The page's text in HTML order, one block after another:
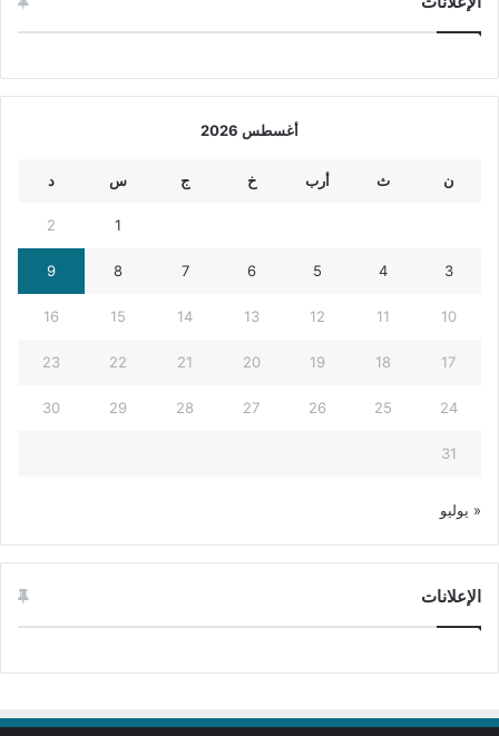
أغسطس 2026
ن ث أرب خ ج س د
1
2
3
4
5
6
7
8
9
10
11
12
13
14
15
16
17
18
19
20
21
22
23
24
25
26
27
28
29
30
31
« يوليو
الإعلانات